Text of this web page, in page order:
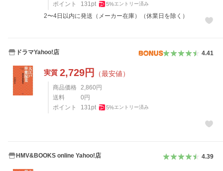
ポイント
131pt 5%エントリー済み
2〜4日以内に発送（メーカー在庫）（休業日を除く）
ドラマYahoo!店 4.41
実質 2,729円 （最安値）
商品価格 2,860 円
送料
0 円
ポイント
131pt 5%エントリー済み
HMV&BOOKS online Yahoo!店 4.39